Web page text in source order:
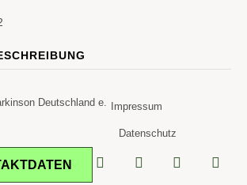
Deutschland e.
Impressum
Datenschutz